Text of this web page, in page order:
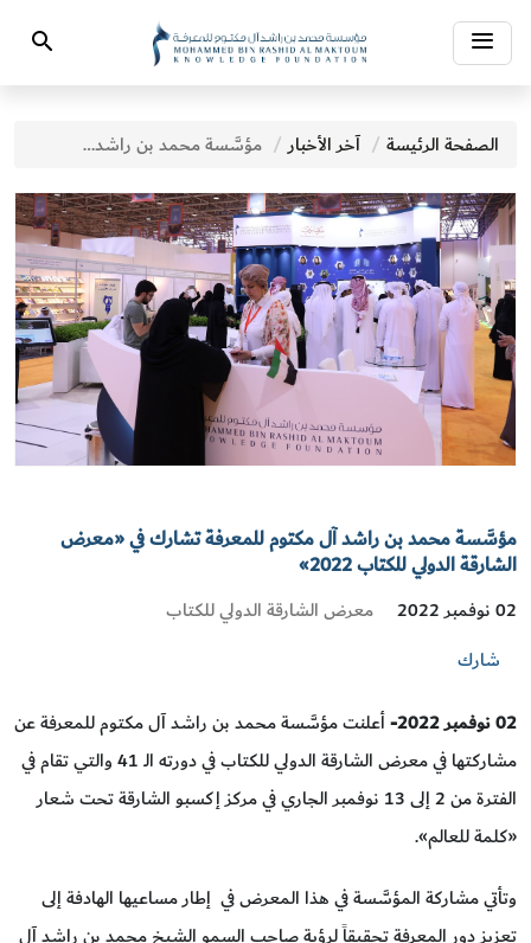
Toggle
navigation
Search
الصفحة الرئيسة آخر الأخبار مؤسَّسة محمد بن راشد آل مكتوم للمعرفة تشارك في «معرض الشارقة الدولي للكتاب 2022»
مؤسَّسة محمد بن راشد آل مكتوم للمعرفة تشارك في «معرض
الشارقة الدولي للكتاب 2022»
02 نوفمبر 2022
معرض الشارقة الدولي للكتاب
شارك
02نوفمبر 2022 -أعلنت مؤسَّسة محمد بن راشد آل مكتوم للمعرفة عن
مشاركتها في معرض الشارقة الدولي للكتاب في دورته الـ 41 والتي تقام في
الفترة من 2 إلى 13 نوفمبر الجاري في مركز إكسبو الشارقة تحت شعار
«كلمة للعالم».
وتأتي مشاركة المؤسَّسة في هذا المعرض في إطار مساعيها الهادفة إلى
تعزيز دور المعرفة تحقيقاً لرؤية صاحب السمو الشيخ محمد بن راشد آل